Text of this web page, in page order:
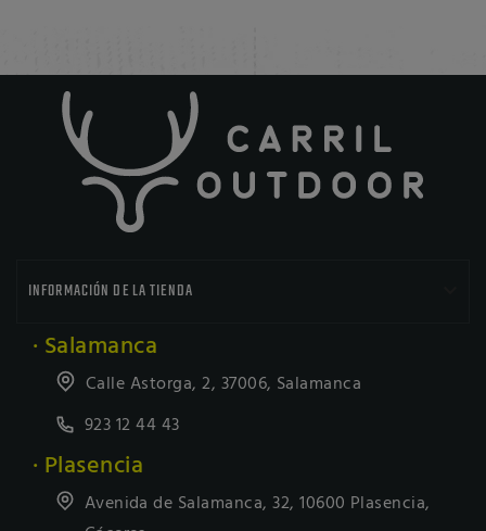
INFORMACIÓN DE LA TIENDA
· Salamanca
Calle Astorga, 2, 37006, Salamanca
923 12 44 43
· Plasencia
Avenida de Salamanca, 32, 10600 Plasencia,